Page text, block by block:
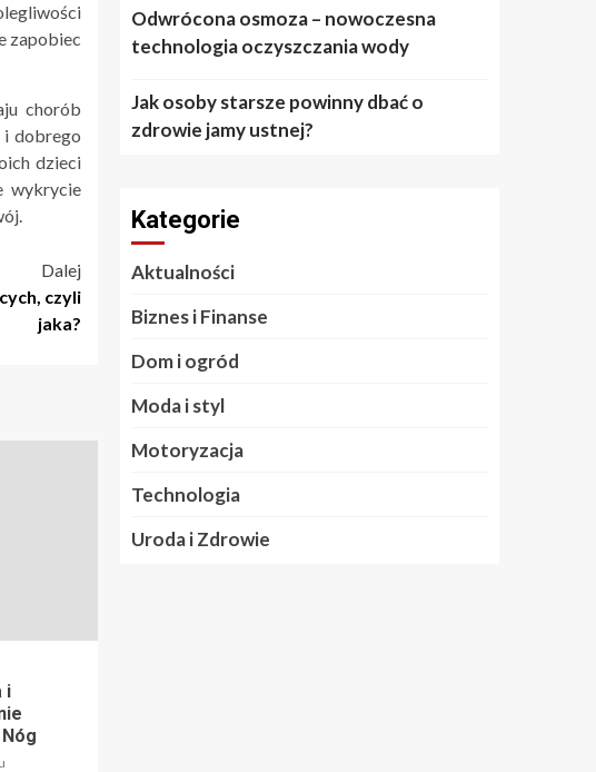
zapobiec
chorób
i dobrego
dzieci
wykrycie
Dalej
czyli
jaka?
i
Odwrócona osmoza – nowoczesna
technologia oczyszczania wody
Jak osoby starsze powinny dbać o
zdrowie jamy ustnej?
Kategorie
Aktualności
Biznes i Finanse
Dom i ogród
Moda i styl
Motoryzacja
Technologia
Uroda i Zdrowie